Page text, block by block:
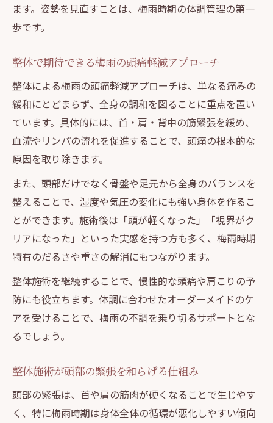
ます。姿勢を見直すことは、梅雨時期の体調管理の第一
歩です。
整体で期待できる梅雨の頭痛軽減アプローチ
整体による梅雨の頭痛軽減アプローチは、単なる痛みの
緩和にとどまらず、全身の調和を図ることに重点を置い
ています。具体的には、首・肩・背中の筋緊張を緩め、
血流やリンパの流れを促進することで、頭痛の根本的な
原因を取り除きます。
また、頭部だけでなく骨盤や足元から全身のバランスを
整えることで、湿度や気圧の変化にも強い身体を作るこ
とができます。施術後は「頭が軽くなった」「視界がク
リアになった」といった実感を持つ方も多く、梅雨時期
特有のだるさや重さの解消にもつながります。
整体施術を継続することで、慢性的な頭痛や肩こりの予
防にも役立ちます。体調に合わせたオーダーメイドのケ
アを受けることで、梅雨の不調を乗り切るサポートとな
るでしょう。
整体施術が頭部の緊張を和らげる仕組み
頭部の緊張は、首や肩の筋肉が硬くなることで生じやす
く、特に梅雨時期は身体全体の循環が悪化しやすい傾向